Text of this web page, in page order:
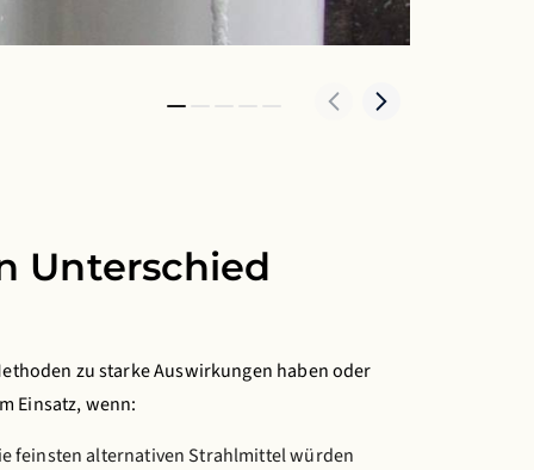
Unterschied
zu starke Auswirkungen haben oder
Einsatz, wenn:
feinsten alternativen Strahlmittel würden